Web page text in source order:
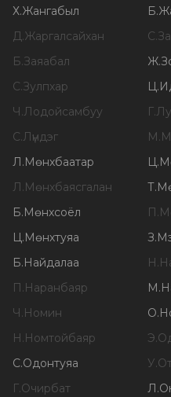
Х.Жангабыл Б.
Д.Жаргалсайхан С.
Б.Заяабал Ж.
С.Зулпхар Ц.
Ч.Лодойсамбуу Г.
С.Лүндэг М.
Л.Мөнхбаатар Ц.
Л.Мөнхбаясгалан Т.
Б.Мөнхсоёл П.
Ц.Мөнхтуяа З.
Б.Найдалаа Н.
П.Наранбаяр М.
Ч.Номин О.
Н.Номтойбаяр Э.
С.Одонтуяа У.
Г.Очирбат Л.